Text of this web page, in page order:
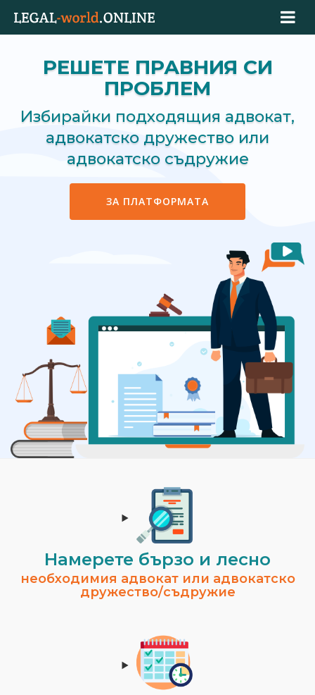
РЕШЕТЕ ПРАВНИЯ СИ
ПРОБЛЕМ
Избирайки подходящия адвокат,
адвокатско дружество или
адвокатско съдружие
ЗА ПЛАТФОРМАТА
Намерете бързо и лесно
необходимия адвокат или адвокатско
дружество/съдружие